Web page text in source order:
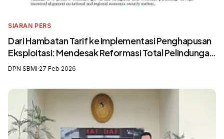
SIARAN PERS
Dari Hambatan Tarif ke Implementasi Penghapusan
Eksploitasi: Mendesak Reformasi Total Pelindungan
Awak Kapal Perikanan
DPN SBMI·27 Feb 2026